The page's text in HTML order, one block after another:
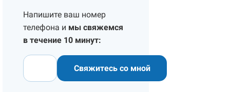
Напишите ваш номер
телефона и мы свяжемся
в течение 10 минут:
Свяжитесь со мной